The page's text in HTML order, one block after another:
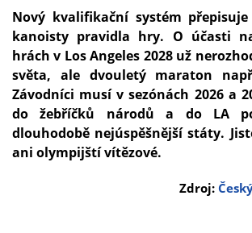
Nový kvalifikační systém
kanoisty pravidla hry. O účasti
hrách v Los Angeles 2028 už
světa, ale dvouletý maraton
Závodníci musí v sezónách 2026 a
do žebříčků národů a do LA
dlouhodobě nejúspěšnější státy.
ani olympijští vítězové.
Zdroj: